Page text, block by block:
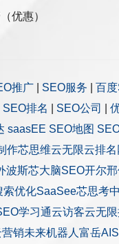
优惠）
推广 SEO服务 百
SEO排名
SEO公司
saasEE SEO地图
作芯思维云无限云排名
波斯芯大脑SEO开尔邢
索优化SaaSee芯思考
学习通云访客云无
销未来机器人 富岳